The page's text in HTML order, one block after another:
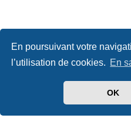
En poursuivant votre
l’utilisation de cookies. En
OK